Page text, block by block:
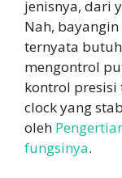
jenisnya, dari
Nah,
ternyata
mengontrol
kontrol
clock yang
oleh
fungsinya.